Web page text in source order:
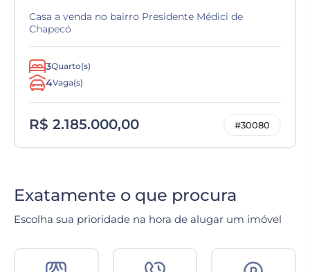
Casa a venda no bairro Presidente Médici de
Chapecó
3Quarto(s)
4Vaga(s)
R$ 2.185.000,00 #30080
Exatamente o que procura
Escolha sua prioridade na hora de alugar um imóvel